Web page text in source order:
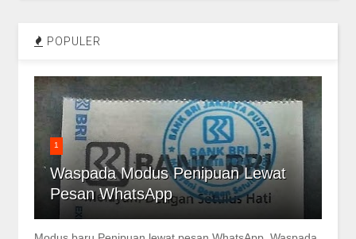
POPULER
1
Waspada Modus Penipuan Lewat
Pesan WhatsApp